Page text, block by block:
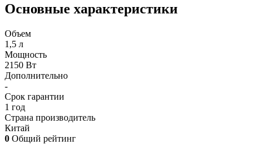
Основные характеристики
Объем
1,5 л
Мощность
2150 Вт
Дополнительно
-
Срок гарантии
1 год
Страна производитель
Китай
0 Общий рейтинг